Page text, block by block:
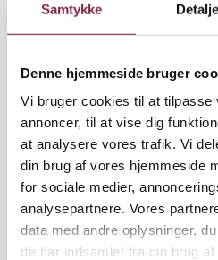
Samtykke
Denne hjemmeside bruger
Vi bruger cookies til at tilpasse
annoncer, til at vise dig
at analysere vores trafik. Vi
din brug af vores hjemmeside
for sociale medier,
analysepartnere. Vores
data med andre oplysninger,
de har indsamlet fra din brug
to kvinder vant til at skulle
spørgsmål om alt fra, hvem
pædagogerne i deres børns
spurgt særlig meget ind til
familieform.
»Vi føler os fuldt ud
familie i vores institution, og
spørgsmål, som folk plejer
kommet endnu. Gad vide,
berøringsangste, og de i